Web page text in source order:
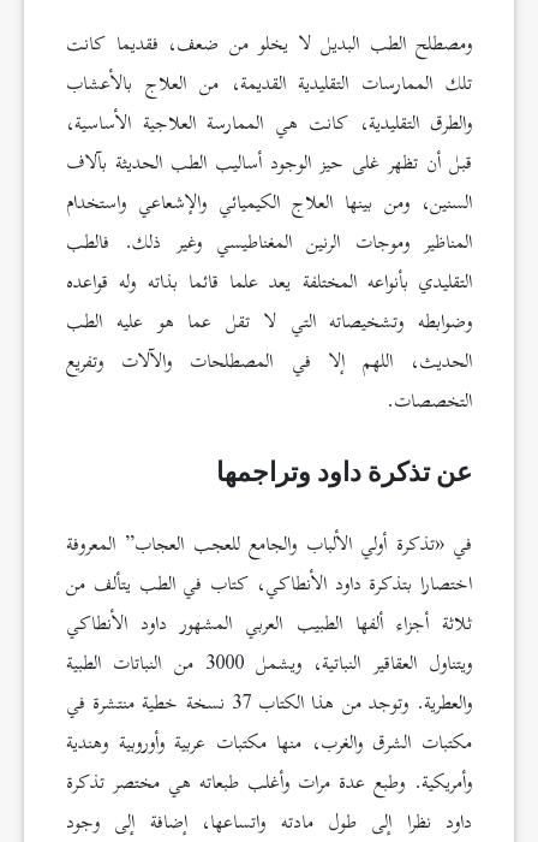
ومصطلح الطب البديل لا يخلو من ضعف، فقديما كانت
تلك الممارسات التقليدية القديمة، من العلاج بالأعشاب
والطرق التقليدية، كانت هي الممارسة العلاجية الأساسية،
قبل أن تظهر غلى حيز الوجود أساليب الطب الحديثة بآلاف
السنين، ومن بينها العلاج الكيميائي والإشعاعي واستخدام
المناظير وموجات الرنين المغناطيسي وغير ذلك. فالطب
التقليدي بأنواعه المختلفة يعد علما قائما بذاته وله قواعده
وضوابطه وتشخيصاته التي لا تقل عما هو عليه الطب
الحديث، اللهم إلا في المصطلحات والآلات وتفريع
التخصصات.
عن تذكرة داود وتراجمها
في «تذكرة أولي الألباب والجامع للعجب العجاب” المعروفة
اختصارا بتذكرة داود الأنطاكي، كتاب في الطب يتألف من
ثلاثة أجزاء ألفها الطبيب العربي المشهور داود الأنطاكي
ويتناول العقاقير النباتية، ويشمل 3000 من النباتات الطبية
والعطرية. وتوجد من هذا الكتاب 37 نسخة خطية منتشرة في
مكتبات الشرق والغرب، منها مكتبات عربية وأوروبية وهندية
وأمريكية. وطبع عدة مرات وأغلب طبعاته هي مختصر تذكرة
داود نظرا إلى طول مادته واتساعها، إضافة إلى وجود